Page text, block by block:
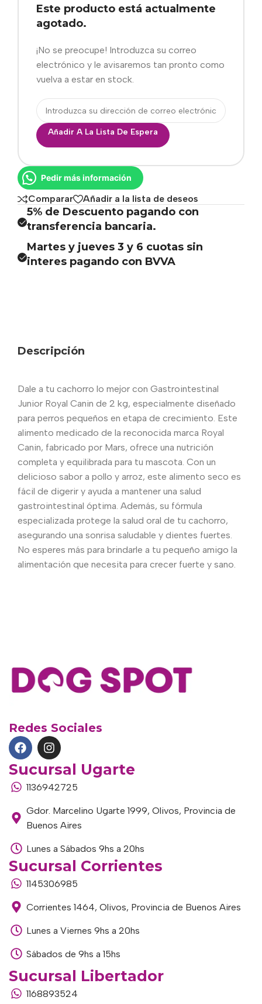
Este producto está actualmente
agotado.
¡No se preocupe! Introduzca su correo
electrónico y le avisaremos tan pronto como
vuelva a estar en stock.
Añadir A La Lista De Espera
Pedir más información
Comparar Añadir a la lista de deseos
5% de Descuento pagando con
transferencia bancaria.
Martes y jueves 3 y 6 cuotas sin
interes pagando con BVVA
Descripción
Dale a tu cachorro lo mejor con Gastrointestinal
Junior Royal Canin de 2 kg, especialmente diseñado
para perros pequeños en etapa de crecimiento. Este
alimento medicado de la reconocida marca Royal
Canin, fabricado por Mars, ofrece una nutrición
completa y equilibrada para tu mascota. Con un
delicioso sabor a pollo y arroz, este alimento seco es
fácil de digerir y ayuda a mantener una salud
gastrointestinal óptima. Además, su fórmula
especializada protege la salud oral de tu cachorro,
asegurando una sonrisa saludable y dientes fuertes.
No esperes más para brindarle a tu pequeño amigo la
alimentación que necesita para crecer fuerte y sano.
Redes Sociales
Sucursal Ugarte
1136942725
Gdor. Marcelino Ugarte 1999, Olivos, Provincia de
Buenos Aires
Lunes a Sábados 9hs a 20hs
Sucursal Corrientes
1145306985
Corrientes 1464, Olivos, Provincia de Buenos Aires
Lunes a Viernes 9hs a 20hs
Sábados de 9hs a 15hs
Sucursal Libertador
1168893524